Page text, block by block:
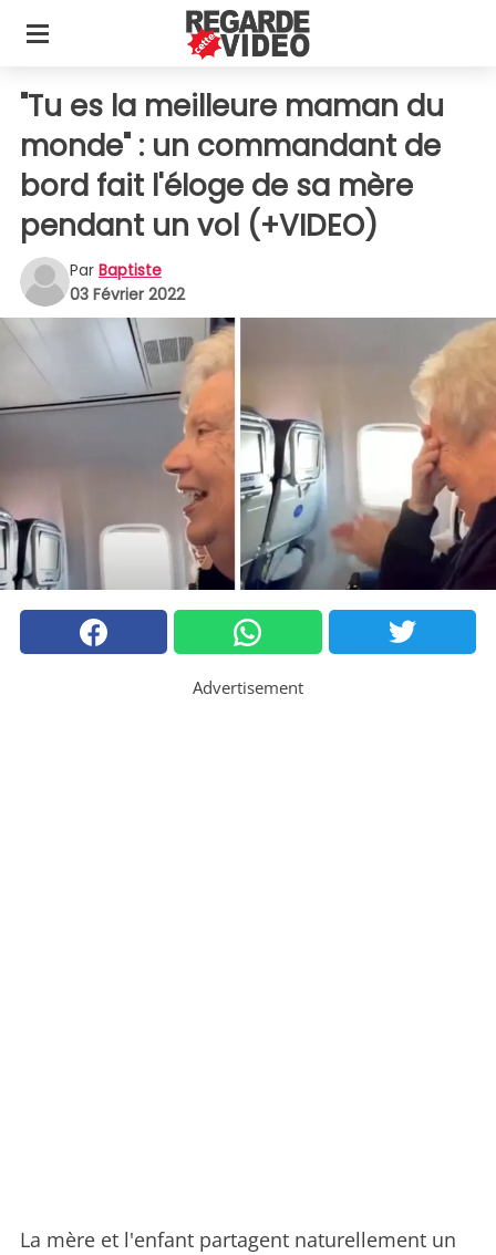
"Tu es la meilleure maman du
monde" : un commandant de
bord fait l'éloge de sa mère
pendant un vol (+VIDEO)
Par Baptiste
03 Février 2022
Advertisement
La mère et l'enfant partagent naturellement un